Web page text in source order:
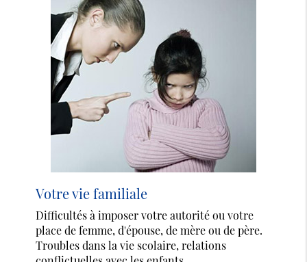
Votre vie familiale
Difficultés à imposer votre autorité ou votre
place de femme, d'épouse, de mère ou de père.
Troubles dans la vie scolaire, relations